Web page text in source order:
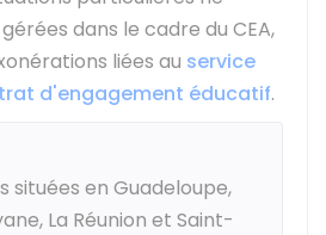
dans le cadre du CEA,
liées au service
d'engagement éducatif.
situées en Guadeloupe,
La Réunion et Saint-